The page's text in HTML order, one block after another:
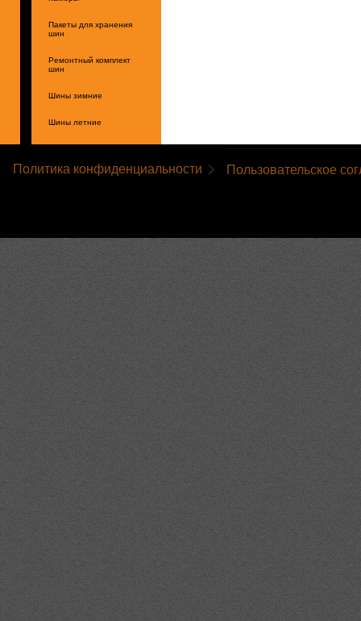
Пакеты для хранения
шин
Ремонтный комплект
шин
Шины зимние
Шины летние
Политика конфиденциальности Пользовательское